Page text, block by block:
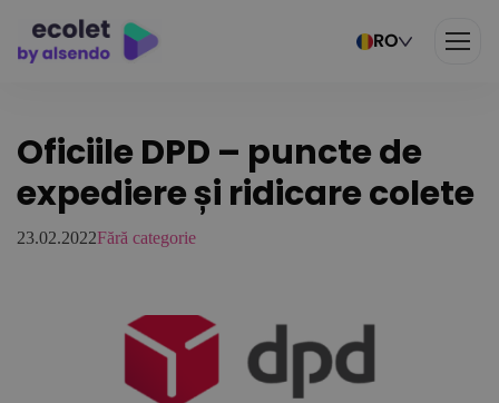
RO
Oficiile DPD – puncte de
expediere și ridicare colete
23.02.2022Fără categorie